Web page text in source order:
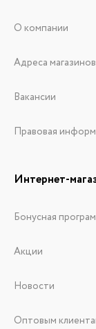
О компании
Адреса магазинов
Вакансии
Правовая
Интернет-
Бонусная
Акции
Новости
Оптовым